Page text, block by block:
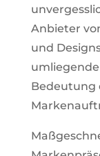
Anbieter
und
Bedeutung